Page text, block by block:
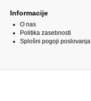
Informacije
O nas
Politika zasebnosti
Splošni pogoji poslovanja